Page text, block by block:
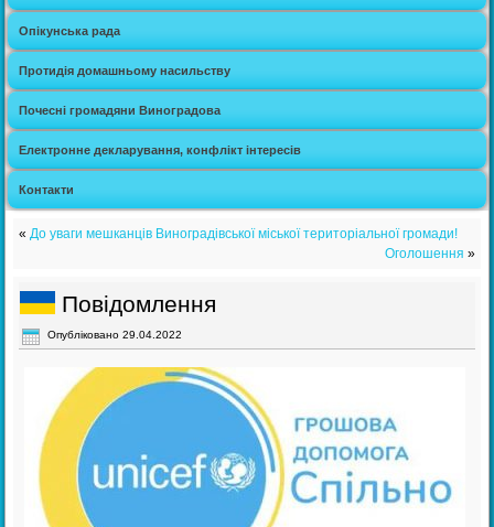
Опікунська рада
Протидія домашньому насильству
Почесні громадяни Виноградова
Електронне декларування, конфлікт інтересів
Контакти
«До уваги мешканців Виноградівської міської територіальної громади!
Оголошення »
Повідомлення
Опубліковано 29.04.2022